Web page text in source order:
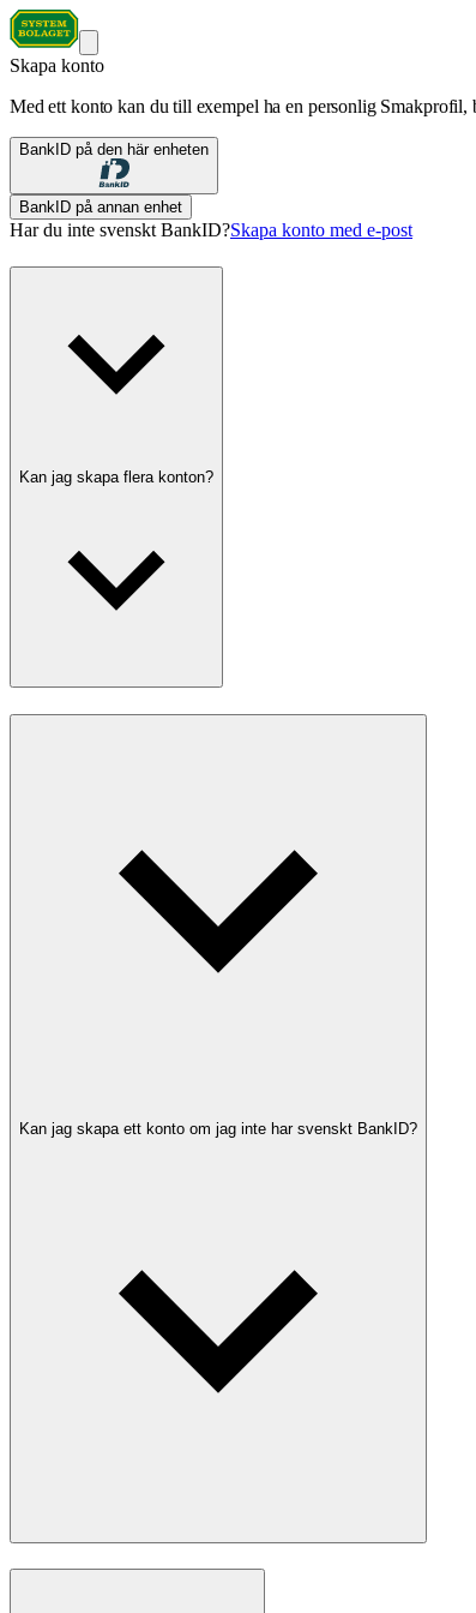
Skapa konto
Med ett konto kan du till exempel ha en personlig
BankID på den här enheten
BankID på annan enhet
Har du inte svenskt BankID?Skapa konto med e-post
Kan jag skapa flera konton?
Kan jag skapa ett konto om jag inte har svenskt BankID?